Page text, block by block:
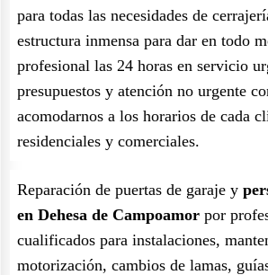
para todas las necesidades de
estructura inmensa para dar en todo
profesional las 24 horas en servicio
presupuestos y atención no urgente
acomodarnos a los horarios de cada
residenciales y comerciales.
Reparación de puertas de garaje y
en Dehesa de Campoamor por
cualificados para instalaciones,
motorización, cambios de lamas,